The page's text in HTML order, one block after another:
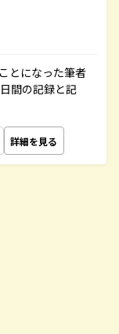
とになった筆者
間の記録と記
詳細を見る